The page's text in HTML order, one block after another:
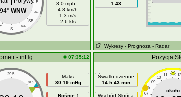
E
ESE
SE
SSE
S
WNW
3.0 mph =
4.8 km/h
1.3 m/s
2.6 kts
1.43
Wykresy - Prognoza - Radar
- inHg 07:35:12
29.5
30.0
Maks.
30.19 inHg
Rośnie ↑
Pozycja
Światło dzienne
14 h 43 min
Wschód Słońca
11 13
10
09
08
07
około